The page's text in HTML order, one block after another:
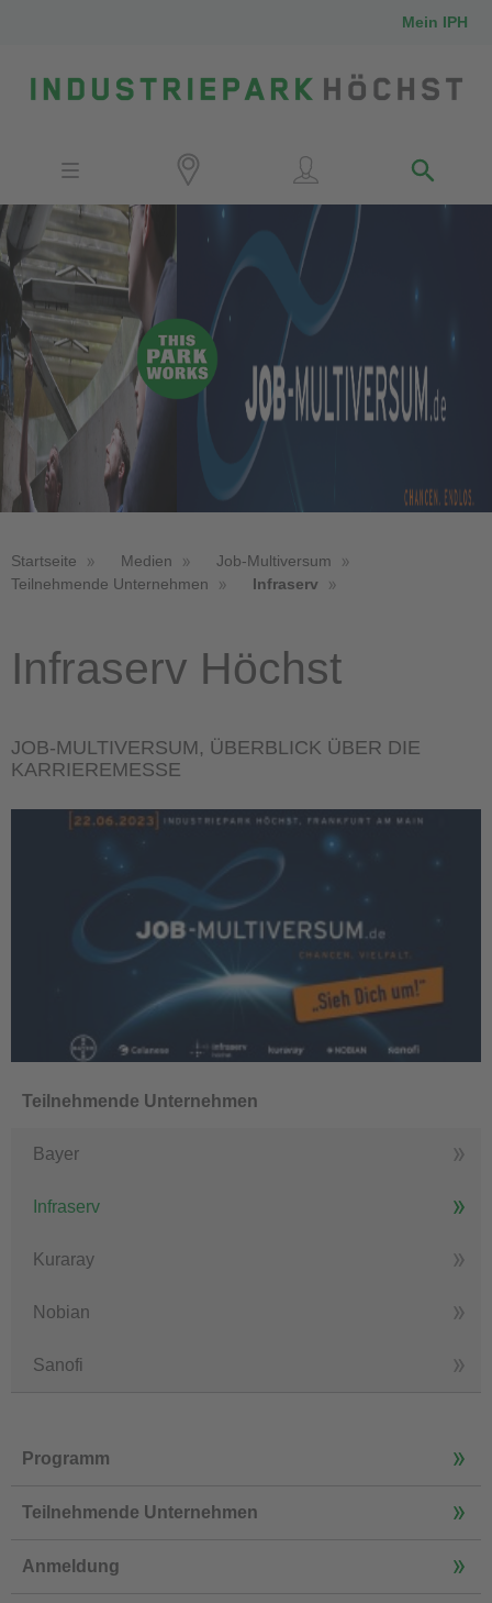
Mein IPH
IPH-Mitarbeiter
Nachbarn
Medien
Kontakt
Anfahrt
Startseite Medien
Job-Multiversum
Teilnehmende Unternehmen
Infraserv
Infraserv Höchst
JOB-MULTIVERSUM, ÜBERBLICK ÜBER DIE
KARRIEREMESSE
Teilnehmende Unternehmen
Bayer
Infraserv
Kuraray
Nobian
Sanofi
Programm
Teilnehmende Unternehmen
Anmeldung